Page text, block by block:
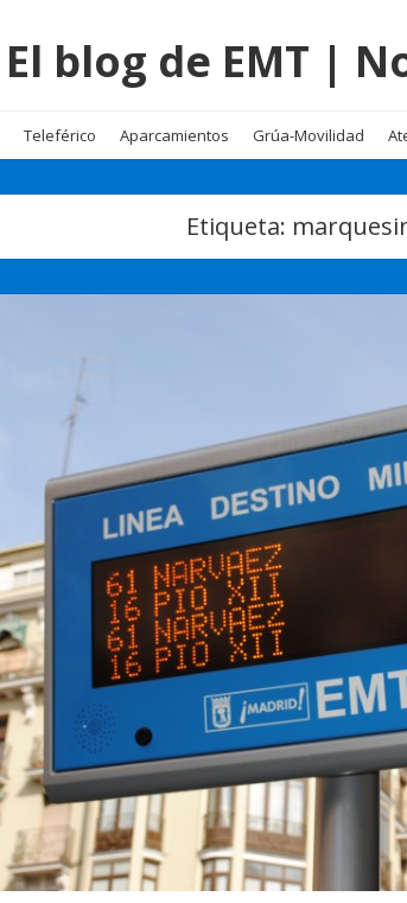
El blog de EMT |
Teleférico Aparcamientos Grúa-Movilidad
Etiqueta: